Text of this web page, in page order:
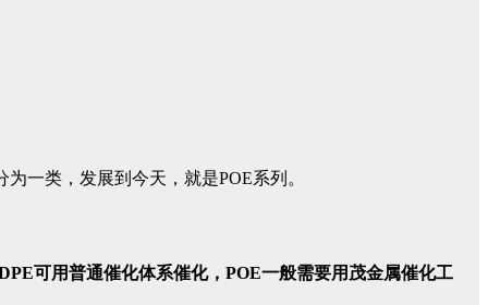
一类，发展到今天，就是POE系列。
可用普通催化体系催化，POE一般需要用茂金属催化工